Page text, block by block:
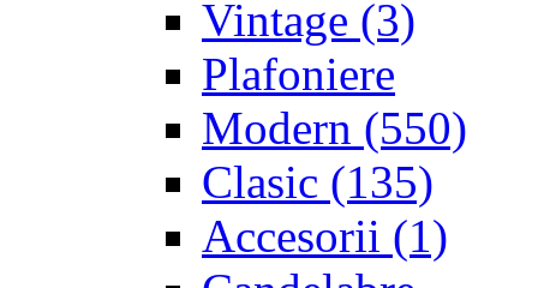
Vintage (3)
Plafoniere
Modern (550)
Clasic (135)
Accesorii (1)